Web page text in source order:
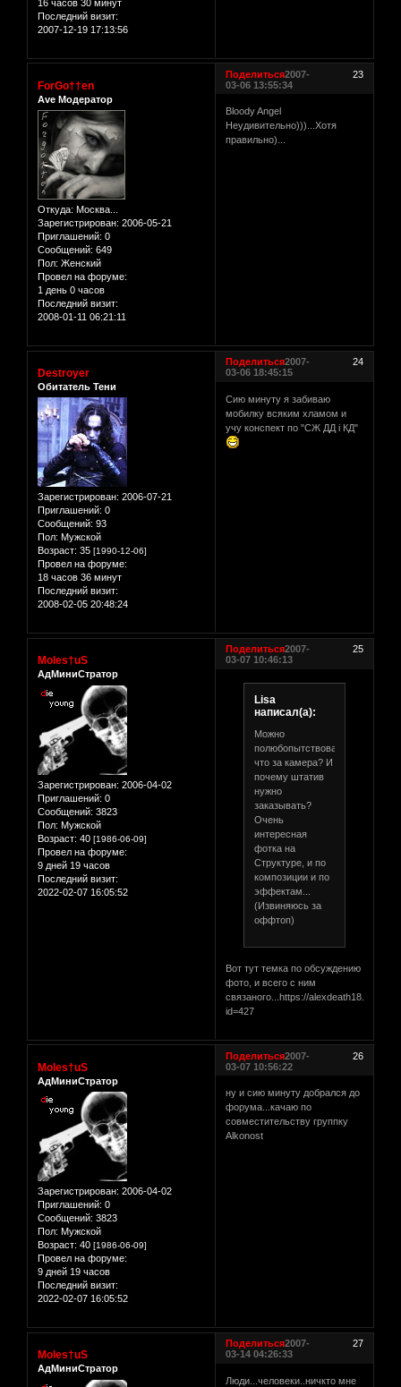
16 часов 30 минут
Последний визит:
2007-12-19 17:13:56
Поделиться 23
2007-
03-06 13:55:34
ForGo††en
Ave Модератор
Откуда: Москва...
Зарегистрирован: 2006-05-21
Приглашений: 0
Сообщений: 649
Пол: Женский
Провел на форуме:
1 день 0 часов
Последний визит:
2008-01-11 06:21:11
Bloody Angel
Неудивительно)))...Хотя
правильно)...
Поделиться 24
2007-
03-06 18:45:15
Destroyer
Обитатель Тени
Зарегистрирован: 2006-07-21
Приглашений: 0
Сообщений: 93
Пол: Мужской
Возраст: 35 [1990-12-06]
Провел на форуме:
18 часов 36 минут
Последний визит:
2008-02-05 20:48:24
Сию минуту я забиваю
мобилку всяким хламом и
учу конспект по "СЖ ДД і КД"
Поделиться 25
2007-
03-07 10:46:13
Moles†uS
АдМиниСтратор
Зарегистрирован: 2006-04-02
Приглашений: 0
Сообщений: 3823
Пол: Мужской
Возраст: 40 [1986-06-09]
Провел на форуме:
9 дней 19 часов
Последний визит:
2022-02-07 16:05:52
Lisa
написал(а):
Можно
полюбопытствовать,
что за камера? И
почему штатив
нужно
заказывать?
Очень
интересная
фотка на
Структуре, и по
композиции и по
эффектам...
(Извиняюсь за
оффтоп)
Вот тут темка по обсуждению
фото, и всего с ним
связаного...https://alexdeath18.5bb.ru/
id=427
Поделиться 26
2007-
03-07 10:56:22
Moles†uS
АдМиниСтратор
Зарегистрирован: 2006-04-02
Приглашений: 0
Сообщений: 3823
Пол: Мужской
Возраст: 40 [1986-06-09]
Провел на форуме:
9 дней 19 часов
Последний визит:
2022-02-07 16:05:52
ну и сию минуту добрался до
форума...качаю по
совместительству группку
Alkonost
Поделиться 27
2007-
03-14 04:26:33
Moles†uS
АдМиниСтратор
Люди...человеки..ничкто мне